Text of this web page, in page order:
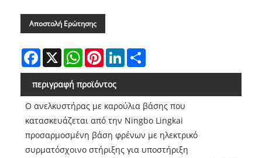
Αποστολή Ερώτησης
Facebook
X WhatsAppPinterestLinkedIn
περιγραφή προϊόντος
Ο ανελκυστήρας με καρούλια βάσης που
κατασκευάζεται από την Ningbo Lingkai
προσαρμοσμένη βάση φρένων με ηλεκτρικό
συρματόσχοινο στήριξης για υποστήριξη